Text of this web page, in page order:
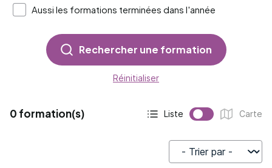
Aussi les formations terminées dans l'année
Rechercher une formation
Réinitialiser
0 formation(s)
Affichage actif :
Liste
Affichage :
Carte
Trier par